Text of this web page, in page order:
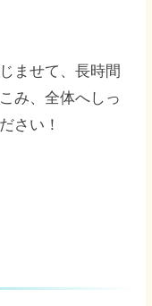
ませて、長時間
み、全体へしっ
さい！